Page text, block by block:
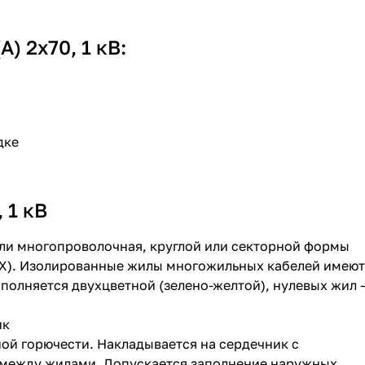
2х70, 1 кВ:
1 кВ
многопроволочная, круглой или секторной формы
Изолированные жилы многожильных кабелей имеют
двухцветной (зелено-желтой), нулевых жил
горючести. Накладывается на сердечник с